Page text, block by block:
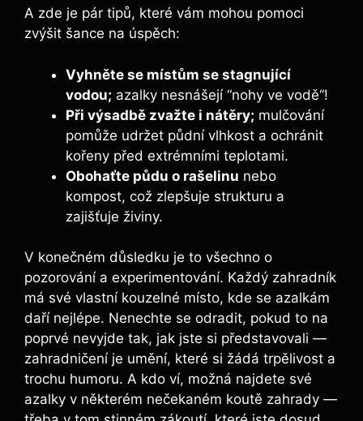
A zde je ​pár tipů, které vám ⁤mohou pomoci‌
zvýšit šance na úspěch:
Vyhněte se místům se stagnující‍
vodou; azalky nesnášejí ‍“nohy ve vodě“!
Při výsadbě ⁢zvažte i nátěry; ‌mulčování
pomůže udržet‍ půdní vlhkost a⁢ ochránit
kořeny před ‌extrémními ⁤teplotami.
Obohaťte půdu o rašelinu nebo
kompost, ‍což zlepšuje strukturu a
zajišťuje ‍živiny.
V konečném⁣ důsledku je to všechno o
pozorování a experimentování. Každý⁤ zahradník
má své vlastní kouzelné místo, ⁣kde se azalkám
daří‌ nejlépe. ⁢Nenechte​ se odradit, pokud to na
poprvé nevyjde tak,​ jak jste si představovali —
zahradničení je umění, které si žádá⁤ trpělivost a
trochu‌ humoru. A kdo‍ ví, možná najdete​ své
azalky v některém nečekaném koutě zahrady —